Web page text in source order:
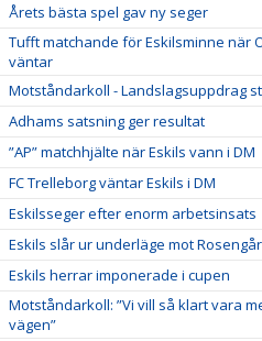
Årets bästa spel gav ny seger
Tufft matchande för Eskilsminne när
väntar
Motståndarkoll - Landslagsuppdrag
Adhams satsning ger resultat
”AP” matchhjälte när Eskils vann i DM
FC Trelleborg väntar Eskils i DM
Eskilsseger efter enorm arbetsinsats
Eskils slår ur underläge mot
Eskils herrar imponerade i cupen
Motståndarkoll: ”Vi vill så klart vara
vägen”